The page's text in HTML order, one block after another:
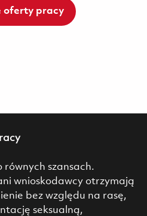
oferty pracy
równych szansach.
wnioskodawcy otrzymają
bez względu na rasę,
seksualną,